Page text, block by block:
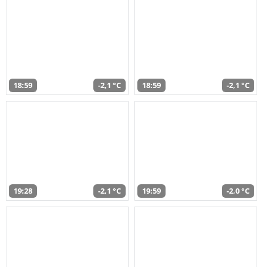
18:59 -2,1 °C 18:59 -2,1 °C
19:28 -2,1 °C 19:59 -2,0 °C